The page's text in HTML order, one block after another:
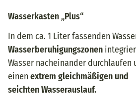
Wasserkasten „Plus“
In dem ca. 1 Liter fassenden
Wasserberuhigungszonen
Wasser nacheinander durchlaufen
einen extrem gleichmäßigen und
seichten Wasserauslauf.